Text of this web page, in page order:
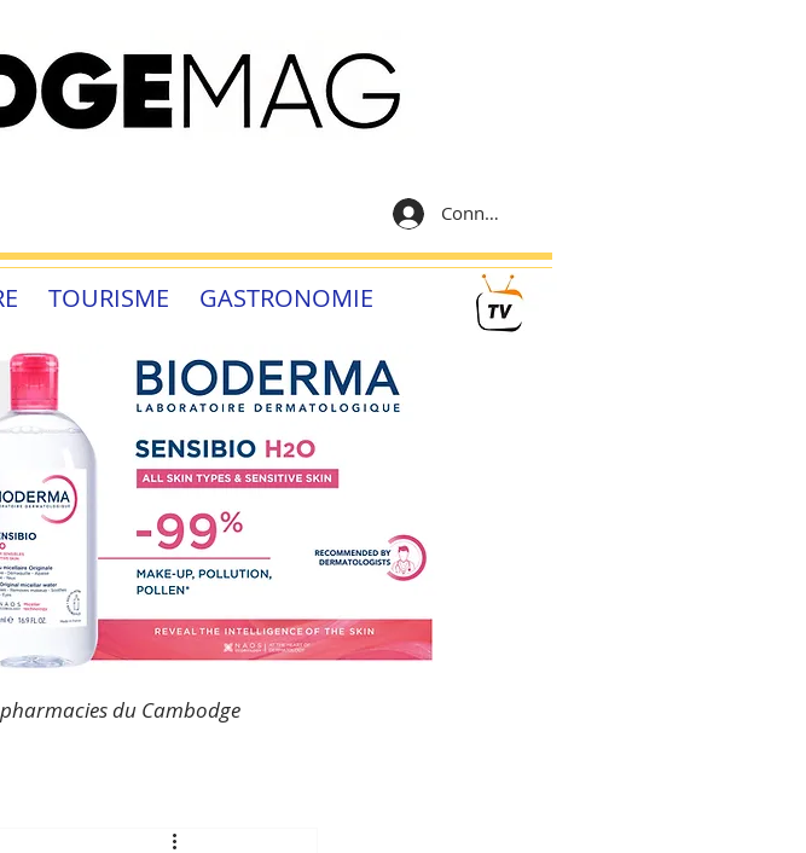
Connexion
TOURISME GASTRONOMIE
du Cambodge